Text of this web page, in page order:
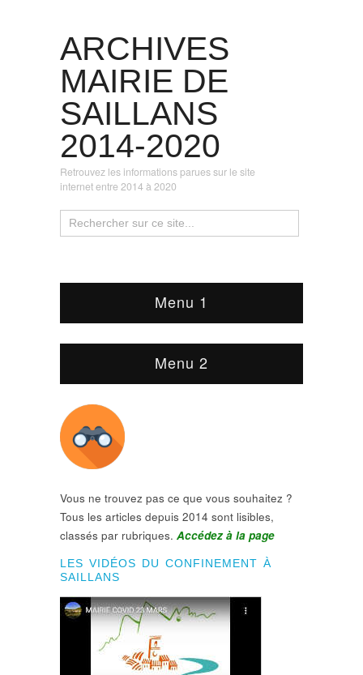
ARCHIVES
MAIRIE DE
SAILLANS
2014-2020
Retrouvez les informations parues sur le site
internet entre 2014 à 2020
Menu 1
Menu 2
Vous ne trouvez pas ce que vous souhaitez ?
Tous les articles depuis 2014 sont lisibles,
classés par rubriques. Accédez à la page
LES VIDÉOS DU CONFINEMENT À
SAILLANS